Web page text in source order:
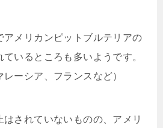
アメリカンピットブルテリアの
いるところも多いようです。
レーシア、フランスなど）
はされていないものの、アメリ